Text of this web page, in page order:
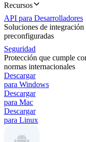
Recursos
API para Desarrolladores
Soluciones de integración
preconfiguradas
Seguridad
Protección que cumple
normas internacionales
Descargar
para Windows
Descargar
para Mac
Descargar
para Linux